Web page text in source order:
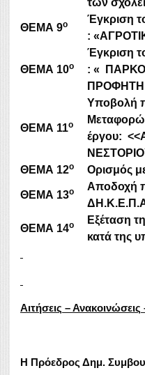
ΘΕΜΑ 9ο
Έγκριση
:
ΘΕΜΑ 10ο
Έγκριση
: «
ΠΡΟΦΗΤΗ
ΘΕΜΑ 11ο
Υποβολή
έργου:
ΘΕΜΑ 12ο Ορισμός
ΘΕΜΑ 13ο Aποδοχή
ΘΕΜΑ 14ο
Εξέταση
κατά της
Αιτήσεις –Ανακοινώσεις
Η Πρόεδρος Δημ.